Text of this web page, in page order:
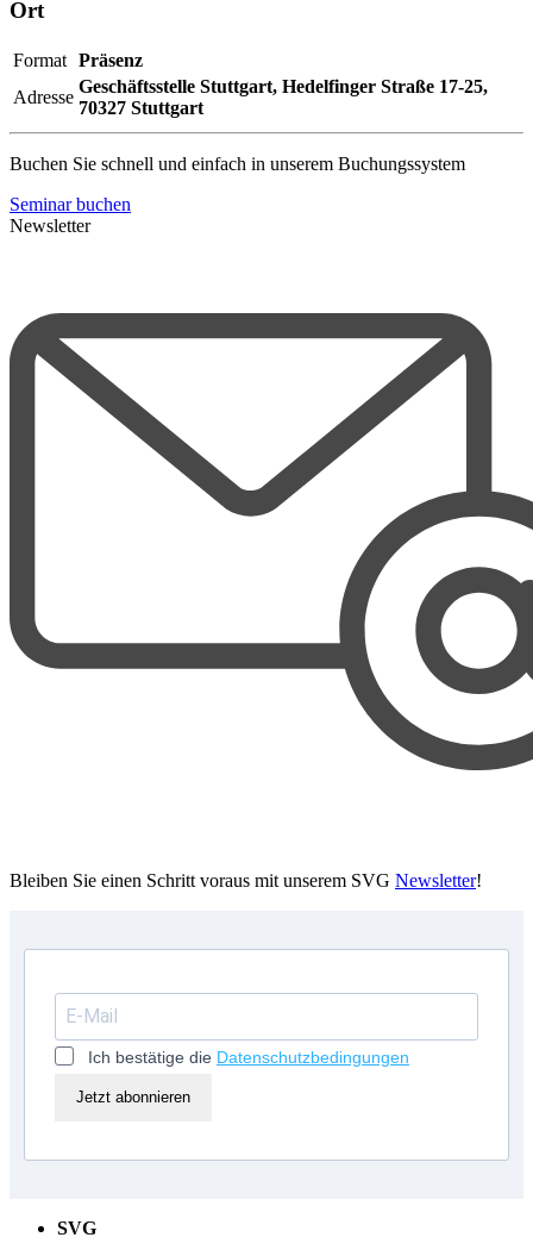
Ort
Format Präsenz
Adresse
Geschäftsstelle Stuttgart, Hedelfinger Straße 17-25,
70327 Stuttgart
Buchen Sie schnell und einfach in unserem Buchungssystem
Seminar buchen
Newsletter
Bleiben Sie einen Schritt voraus mit unserem SVG Newsletter!
Ich bestätige die Datenschutzbedingungen
Jetzt abonnieren
SVG